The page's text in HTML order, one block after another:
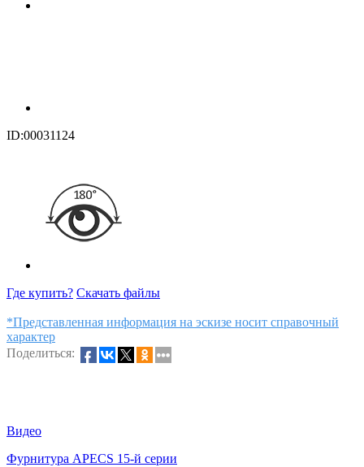
ID:00031124
Где купить? Скачать файлы
*Представленная информация на эскизе носит справочный
характер
Поделиться:
Видео
Фурнитура APECS 15-й серии